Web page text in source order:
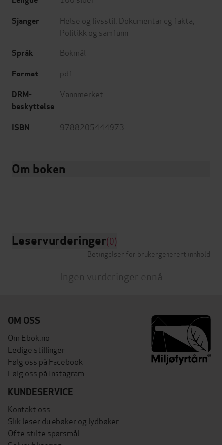
Sjanger Helse og livsstil Dokumentar og fakta
Politikk og samfunn
Språk Bokmål
Format pdf
DRM-
beskyttelse
Vannmerket
ISBN 9788205444973
Om boken
Leservurderinger(0)
Betingelser for brukergenerert innhold
Ingen vurderinger ennå
OM OSS
Om Ebok.no
Ledige stillinger
Følg oss på Facebook
Følg oss på Instagram
KUNDESERVICE
Kontakt oss
Slik leser du ebøker og lydbøker
Ofte stilte spørsmål